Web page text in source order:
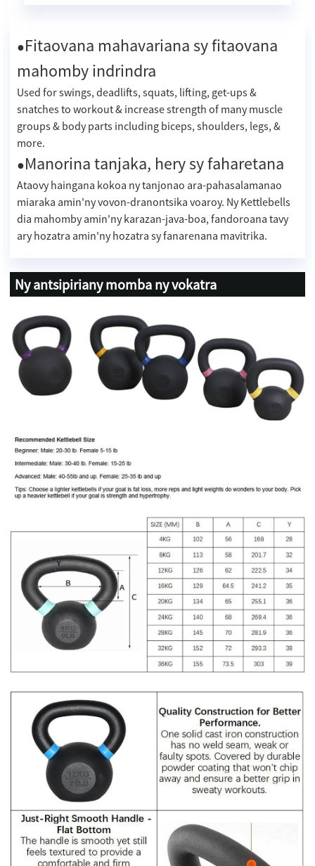
●Fitaovana mahavariana sy fitaovana
mahomby indrindra
Used for swings, deadlifts, squats, lifting, get-ups &
snatches to workout & increase strength of many muscle
groups & body parts including biceps, shoulders, legs, &
more.
●Manorina tanjaka, hery sy faharetana
Ataovy haingana kokoa ny tanjonao ara-pahasalamanao
miaraka amin'ny vovon-dranontsika voaroy. Ny Kettlebells
dia mahomby amin'ny karazan-java-boa, fandoroana tavy
ary hozatra amin'ny hozatra sy fanarenana mavitrika.
Ny antsipiriany momba ny vokatra